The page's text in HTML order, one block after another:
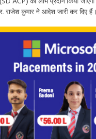
राजेश कुमार ने आदेश जारी कर दिए हैं।